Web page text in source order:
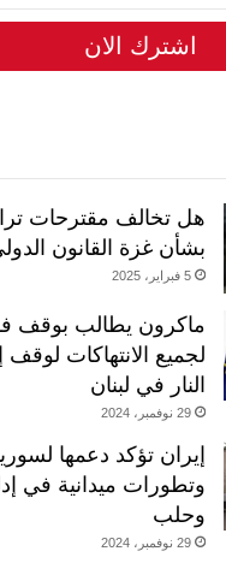
هل تخالف مقترحات
بشأن غزة القانون
5 فبراير، 2025
ماكرون يطالب بوقف
لجميع الانتهاكات لوقف
النار في لبنان
29 نوفمبر، 2024
إيران تؤكد دعمها
وتطورات ميدانية في
وحلب
29 نوفمبر، 2024